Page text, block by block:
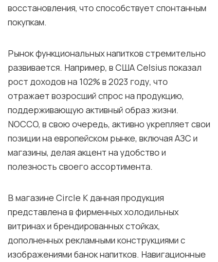
восстановления, что способствует спонтанным
покупкам.
Рынок функциональных напитков стремительно
развивается. Например, в США Celsius показал
рост доходов на 102% в 2023 году, что
отражает возросший спрос на продукцию,
поддерживающую активный образ жизни.
NOCCO, в свою очередь, активно укрепляет свои
позиции на европейском рынке, включая АЗС и
магазины, делая акцент на удобство и
полезность своего ассортимента.
В магазине Circle K данная продукция
представлена в фирменных холодильных
витринах и брендированных стойках,
дополненных рекламными конструкциями с
изображениями банок напитков. Навигационные